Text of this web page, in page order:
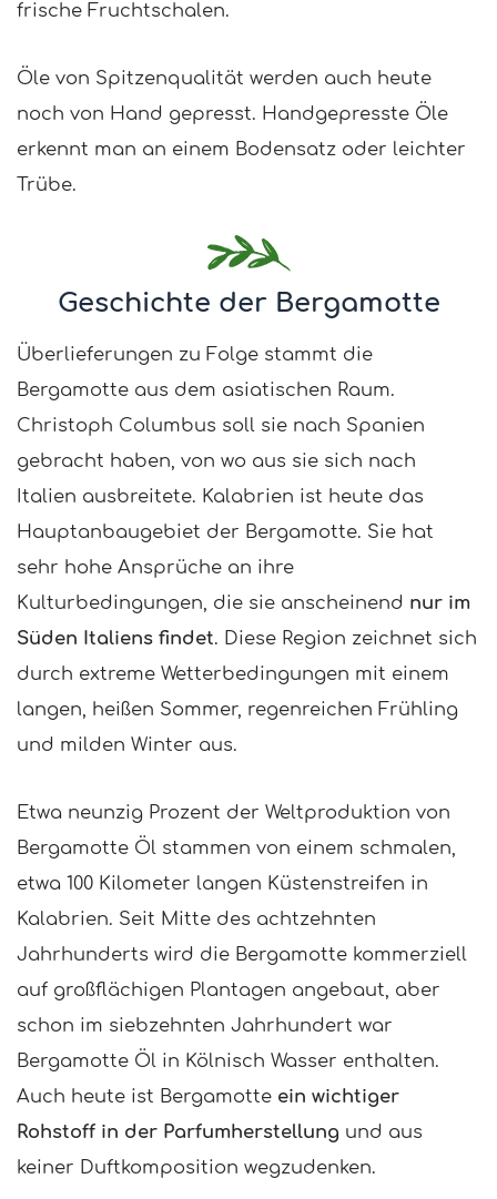
frische Fruchtschalen.
Öle von Spitzenqualität werden auch heute
noch von Hand gepresst. Handgepresste Öle
erkennt man an einem Bodensatz oder leichter
Trübe.
Geschichte der Bergamotte
Überlieferungen zu Folge stammt die
Bergamotte aus dem asiatischen Raum.
Christoph Columbus soll sie nach Spanien
gebracht haben, von wo aus sie sich nach
Italien ausbreitete. Kalabrien ist heute das
Hauptanbaugebiet der Bergamotte. Sie hat
sehr hohe Ansprüche an ihre
Kulturbedingungen, die sie anscheinend nur im
Süden Italiens findet. Diese Region zeichnet sich
durch extreme Wetterbedingungen mit einem
langen, heißen Sommer, regenreichen Frühling
und milden Winter aus.
Etwa neunzig Prozent der Weltproduktion von
Bergamotte Öl stammen von einem schmalen,
etwa 100 Kilometer langen Küstenstreifen in
Kalabrien. Seit Mitte des achtzehnten
Jahrhunderts wird die Bergamotte kommerziell
auf großflächigen Plantagen angebaut, aber
schon im siebzehnten Jahrhundert war
Bergamotte Öl in Kölnisch Wasser enthalten.
Auch heute ist Bergamotte ein wichtiger
Rohstoff in der Parfumherstellung und aus
keiner Duftkomposition wegzudenken.